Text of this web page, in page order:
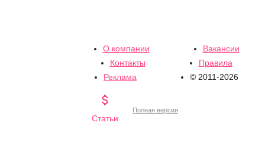
О компании
Вакансии
Контакты
Правила
Реклама
© 2011-2026

Статьи
Полная версия